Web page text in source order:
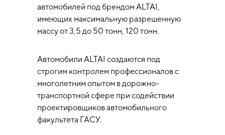
автомобилей под брендом ALTAI,
имеющих максимальную разрешенную
массу от 3,5 до 50 тонн, 120 тонн.
Автомобили ALTAI создаются под
строгим контролем профессионалов с
многолетним опытом в дорожно-
транспортной сфере при содействии
проектировщиков автомобильного
факультета ГАСУ.